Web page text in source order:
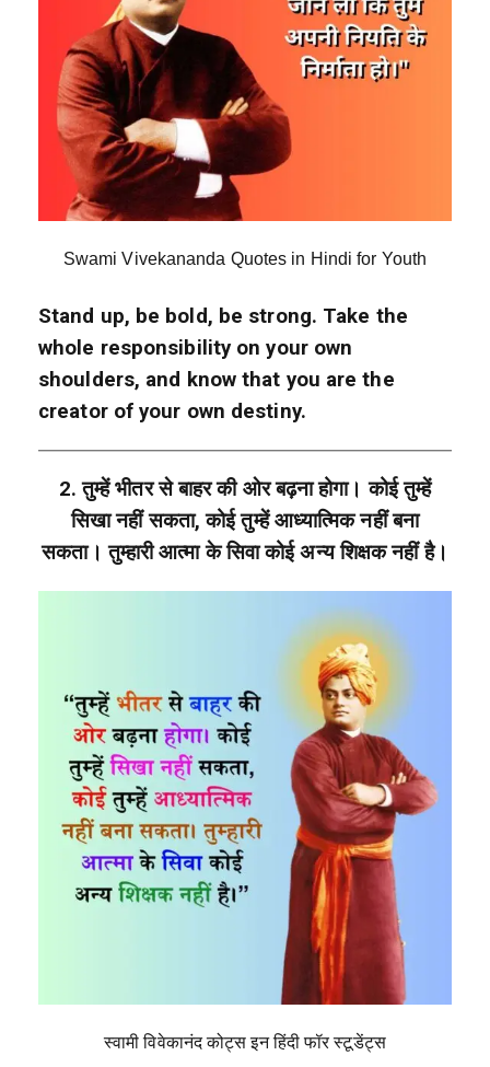
Swami Vivekananda Quotes in Hindi for Youth
Stand up, be bold, be strong. Take the
whole responsibility on your own
shoulders, and know that you are the
creator of your own destiny.
2. तुम्हें भीतर से बाहर की ओर बढ़ना होगा। कोई तुम्हें
सिखा नहीं सकता, कोई तुम्हें आध्यात्मिक नहीं बना
सकता। तुम्हारी आत्मा के सिवा कोई अन्य शिक्षक नहीं है।
स्वामी विवेकानंद कोट्स इन हिंदी फॉर स्टूडेंट्स